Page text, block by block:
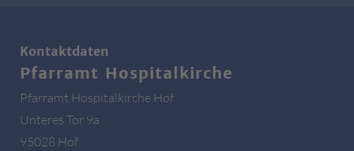
Kontaktdaten
Pfarramt Hospitalkirche
Pfarramt Hospitalkirche Hof
Unteres Tor 9a
95028 Hof